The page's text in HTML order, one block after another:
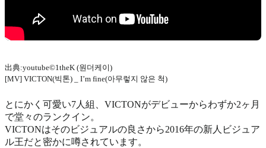
出典:youtube©1theK (원더케이)
[MV] VICTON(빅톤) _ I’m fine(아무렇지 않은 척)
とにかく可愛い7人組、VICTONがデビューからわずか2ヶ月
で堂々のランクイン。
VICTONはそのビジュアルの良さから2016年の新人ビジュア
ル王だと密かに噂されています。